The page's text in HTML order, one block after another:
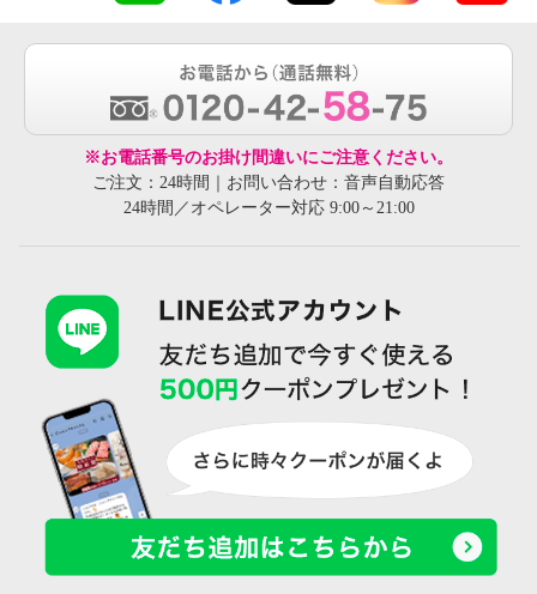
※お電話番号のお掛け間違いにご注意ください。
ご注文：24時間｜お問い合わせ：音声自動応答
24時間／オペレーター対応 9:00～21:00